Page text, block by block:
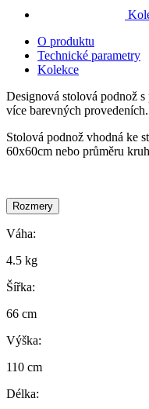
O produktu
Technické parametry
Kolekce
Designová stolová podnož
více barevných provedeních.
Stolová podnož vhodná ke
60x60cm nebo průměru
Rozmery
Váha:
4.5 kg
Šířka:
66 cm
Výška:
110 cm
Délka: